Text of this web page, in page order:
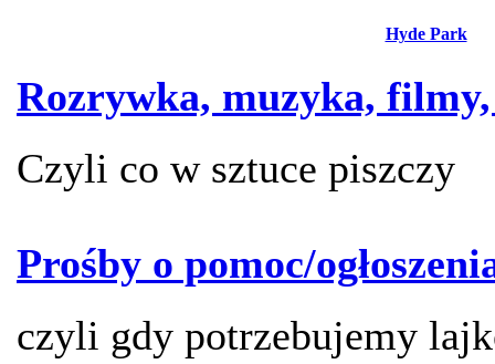
Hyde Park
Rozrywka, muzyka,
Czyli co w sztuce piszczy
Prośby o pomoc/
czyli gdy potrzebujemy